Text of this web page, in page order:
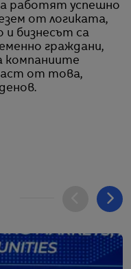
работят успешно
от логиката,
бизнесът са
граждани,
компаниите
от това,